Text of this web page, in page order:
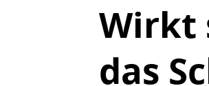
Wirkt
das